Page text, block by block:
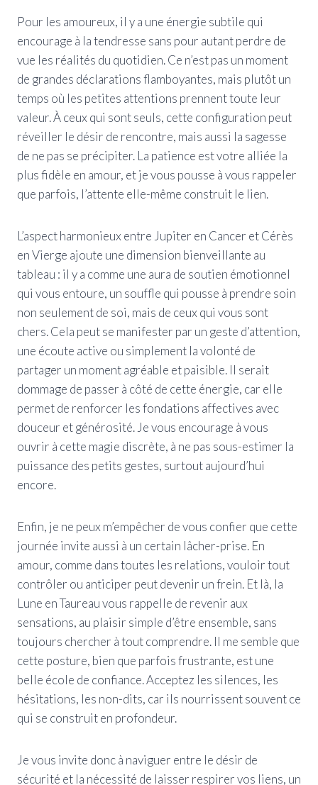
Pour les amoureux, il y a une énergie subtile qui
encourage à la tendresse sans pour autant perdre de
vue les réalités du quotidien. Ce n’est pas un moment
de grandes déclarations flamboyantes, mais plutôt un
temps où les petites attentions prennent toute leur
valeur. À ceux qui sont seuls, cette configuration peut
réveiller le désir de rencontre, mais aussi la sagesse
de ne pas se précipiter. La patience est votre alliée la
plus fidèle en amour, et je vous pousse à vous rappeler
que parfois, l’attente elle-même construit le lien.
L’aspect harmonieux entre Jupiter en Cancer et Cérès
en Vierge ajoute une dimension bienveillante au
tableau : il y a comme une aura de soutien émotionnel
qui vous entoure, un souffle qui pousse à prendre soin
non seulement de soi, mais de ceux qui vous sont
chers. Cela peut se manifester par un geste d’attention,
une écoute active ou simplement la volonté de
partager un moment agréable et paisible. Il serait
dommage de passer à côté de cette énergie, car elle
permet de renforcer les fondations affectives avec
douceur et générosité. Je vous encourage à vous
ouvrir à cette magie discrète, à ne pas sous-estimer la
puissance des petits gestes, surtout aujourd’hui
encore.
Enfin, je ne peux m’empêcher de vous confier que cette
journée invite aussi à un certain lâcher-prise. En
amour, comme dans toutes les relations, vouloir tout
contrôler ou anticiper peut devenir un frein. Et là, la
Lune en Taureau vous rappelle de revenir aux
sensations, au plaisir simple d’être ensemble, sans
toujours chercher à tout comprendre. Il me semble que
cette posture, bien que parfois frustrante, est une
belle école de confiance. Acceptez les silences, les
hésitations, les non-dits, car ils nourrissent souvent ce
qui se construit en profondeur.
Je vous invite donc à naviguer entre le désir de
sécurité et la nécessité de laisser respirer vos liens, un